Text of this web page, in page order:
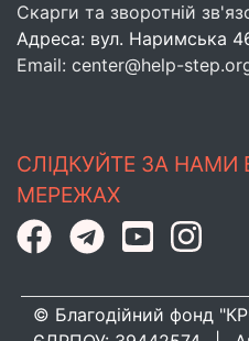
Скарги та зворотній
Адреса: вул. Наримська
Email: center@help-
СЛІДКУЙТЕ ЗА НАМИ
МЕРЕЖАХ
© Благодійний фонд